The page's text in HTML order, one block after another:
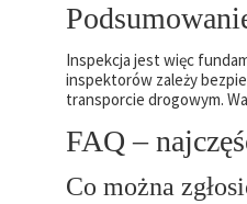
Inspekcja jest więc
inspektorów zależy
transporcie drogowym.
FAQ –
Co można